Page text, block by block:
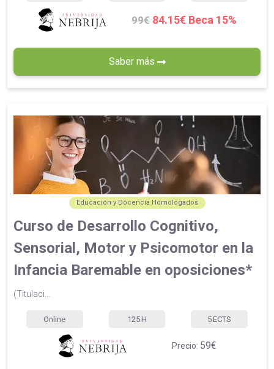
99€ 84.15€ Beca 15%
Saber más
Educación y Docencia Homologados
Curso de Desarrollo Cognitivo,
Sensorial, Motor y Psicomotor en la
Infancia Baremable en oposiciones*
(Titulaci...
Online 125 H 5 ECTS
Precio: 59€